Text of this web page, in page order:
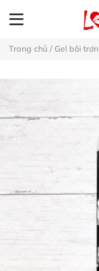
Trang chủ / Gel bôi trơn